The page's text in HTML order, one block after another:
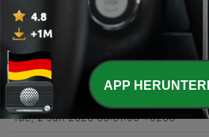
5 - Das Fax (oder: schöne Grüße
(4/6)
Tue, 9 Jun 2026 00:05:00 +0200
4 - Vier Tage. Und eine Nacht. (3/6)
Tue, 2 Jun 2026 00:01:00 +0200
APP